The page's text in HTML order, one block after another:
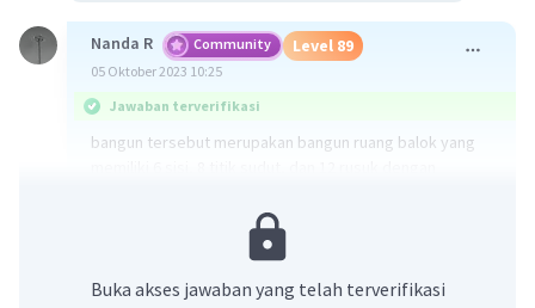
Nanda R Community Level 89
05 Oktober 2023 10:25
Jawaban terverifikasi
bangun tersebut merupakan bangun ruang balok yang
Buka akses jawaban yang telah terverifikasi